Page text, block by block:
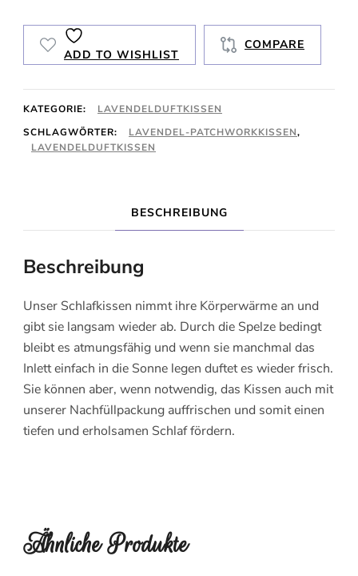
ADD TO WISHLIST
COMPARE
KATEGORIE:
LAVENDELDUFTKISSEN
SCHLAGWÖRTER:
LAVENDEL-PATCHWORKKISSEN,
LAVENDELDUFTKISSEN
BESCHREIBUNG
Beschreibung
Unser Schlafkissen nimmt ihre Körperwärme an und
gibt sie langsam wieder ab. Durch die Spelze bedingt
bleibt es atmungsfähig und wenn sie manchmal das
Inlett einfach in die Sonne legen duftet es wieder frisch.
Sie können aber, wenn notwendig, das Kissen auch mit
unserer Nachfüllpackung auffrischen und somit einen
tiefen und erholsamen Schlaf fördern.
Ähnliche Produkte